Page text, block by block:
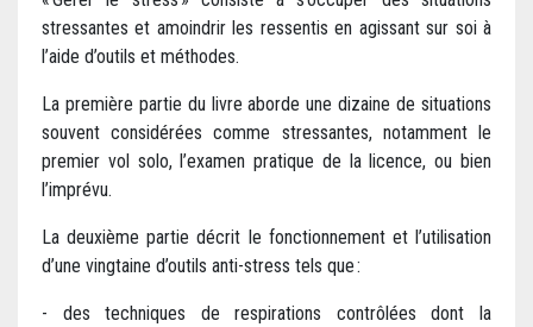
stressantes et amoindrir les ressentis en agissant sur soi à
l’aide d’outils et méthodes.
La première partie du livre aborde une dizaine de situations
souvent considérées comme stressantes, notamment le
premier vol solo, l’examen pratique de la licence, ou bien
l’imprévu.
La deuxième partie décrit le fonctionnement et l’utilisation
d’une vingtaine d’outils anti-stress tels que :
- des techniques de respirations contrôlées dont la